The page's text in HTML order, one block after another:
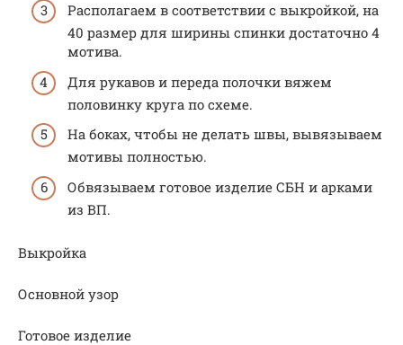
Располагаем в соответствии с выкройкой, на
40 размер для ширины спинки достаточно 4
мотива.
Для рукавов и переда полочки вяжем
половинку круга по схеме.
На боках, чтобы не делать швы, вывязываем
мотивы полностью.
Обвязываем готовое изделие СБН и арками
из ВП.
Выкройка
Основной узор
Готовое изделие